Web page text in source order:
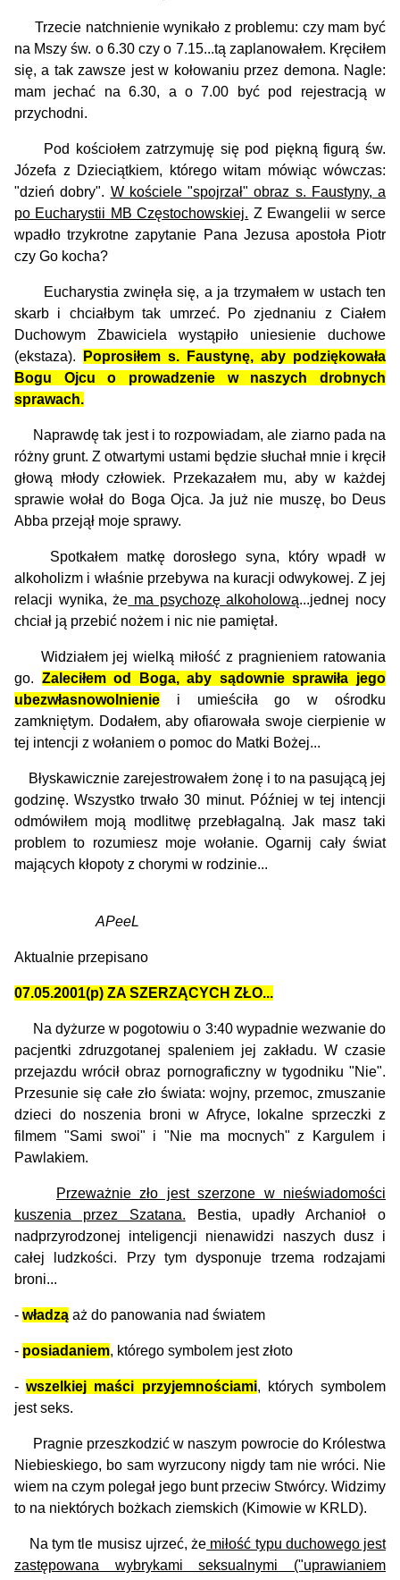
Trzecie natchnienie wynikało z problemu: czy mam być
na Mszy św. o 6.30 czy o 7.15...tą zaplanowałem. Kręciłem
się, a tak zawsze jest w kołowaniu przez demona. Nagle:
mam jechać na 6.30, a o 7.00 być pod rejestracją w
przychodni.
Pod kościołem zatrzymuję się pod piękną figurą św.
Józefa z Dzieciątkiem, którego witam mówiąc wówczas:
"dzień dobry". W kościele "spojrzał" obraz s. Faustyny, a
po Eucharystii MB Częstochowskiej. Z Ewangelii w serce
wpadło trzykrotne zapytanie Pana Jezusa apostoła Piotr
czy Go kocha?
Eucharystia zwinęła się, a ja trzymałem w ustach ten
skarb i chciałbym tak umrzeć. Po zjednaniu z Ciałem
Duchowym Zbawiciela wystąpiło uniesienie duchowe
(ekstaza).
Poprosiłem s. Faustynę, aby podziękowała
Bogu Ojcu o prowadzenie w naszych drobnych
sprawach.
Naprawdę tak jest i to rozpowiadam, ale ziarno pada na
różny grunt. Z otwartymi ustami będzie słuchał mnie i kręcił
głową młody człowiek. Przekazałem mu, aby w każdej
sprawie wołał do Boga Ojca. Ja już nie muszę, bo Deus
Abba przejął moje sprawy.
Spotkałem matkę dorosłego syna, który wpadł w
alkoholizm i właśnie przebywa na kuracji odwykowej. Z jej
relacji wynika, że ma psychozę alkoholową...jednej nocy
chciał ją przebić nożem i nic nie pamiętał.
Widziałem jej wielką miłość z pragnieniem ratowania
go. Zaleciłem od Boga, aby sądownie sprawiła jego
ubezwłasnowolnienie i umieściła go w ośrodku
zamkniętym. Dodałem, aby ofiarowała swoje cierpienie w
tej intencji z wołaniem o pomoc do Matki Bożej...
Błyskawicznie zarejestrowałem żonę i to na pasującą jej
godzinę. Wszystko trwało 30 minut. Później w tej intencji
odmówiłem moją modlitwę przebłagalną. Jak masz taki
problem to rozumiesz moje wołanie. Ogarnij cały świat
mających kłopoty z chorymi w rodzinie...
APeeL
Aktualnie przepisano
07.05.2001(p) ZA SZERZĄCYCH ZŁO...
Na dyżurze w pogotowiu o 3:40 wypadnie wezwanie do
pacjentki zdruzgotanej spaleniem jej zakładu. W czasie
przejazdu wrócił obraz pornograficzny w tygodniku "Nie".
Przesunie się całe zło świata: wojny, przemoc, zmuszanie
dzieci do noszenia broni w Afryce, lokalne sprzeczki z
filmem "Sami swoi" i "Nie ma mocnych" z Kargulem i
Pawlakiem.
Przeważnie zło jest szerzone w nieświadomości
kuszenia przez Szatana. Bestia, upadły Archanioł o
nadprzyrodzonej inteligencji nienawidzi naszych dusz i
całej ludzkości. Przy tym dysponuje trzema rodzajami
broni...
- władzą aż do panowania nad światem
- posiadaniem, którego symbolem jest złoto
-wszelkiej maści przyjemnościami, których symbolem
jest seks.
Pragnie przeszkodzić w naszym powrocie do Królestwa
Niebieskiego, bo sam wyrzucony nigdy tam nie wróci. Nie
wiem na czym polegał jego bunt przeciw Stwórcy. Widzimy
to na niektórych bożkach ziemskich (Kimowie w KRLD).
Na tym tle musisz ujrzeć, że miłość typu duchowego jest
zastępowana wybrykami seksualnymi ("uprawianiem